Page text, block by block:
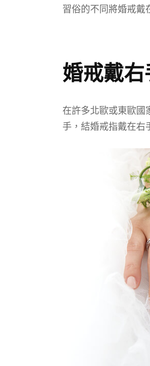
習俗的不同將婚戒戴
婚戒戴
在許多北歐或東歐國
手，結婚戒指戴在右